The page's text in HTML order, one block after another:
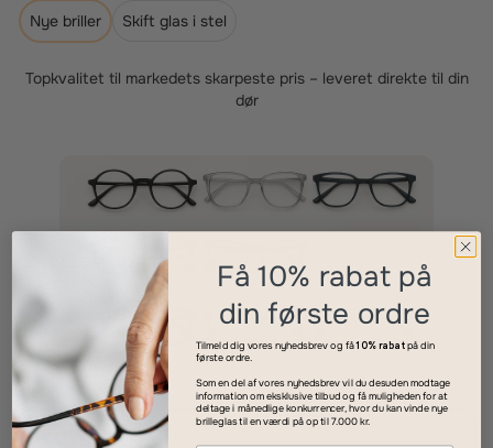
Nye briller Skift glas i stel
Topkvalitet til markedets skarpeste pris – leveret direkte til din
dør
Vælg dit stel
Få 10% rabat på
din første ordre
Tilmeld dig vores nyhedsbrev og få10% rabatpå din
første ordre.
Som en del af vores nyhedsbrev vil du desuden modtage
information om eksklusive tilbud og få muligheden for at
deltage i månedlige konkurrencer, hvor du kan vinde nye
brilleglas til en værdi på op til 7.000 kr.